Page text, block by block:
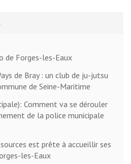
de Forges-les-Eaux
de Bray : un club de ju-jutsu
de Seine-Maritime
Comment va se dérouler
de la police municipale
est prête à accueillir ses
les-Eaux